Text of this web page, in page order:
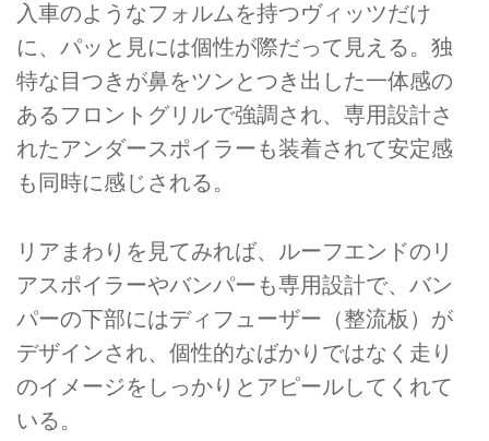
入車のようなフォルムを持つヴィッツだけ
に、パッと見には個性が際だって見える。独
特な目つきが鼻をツンとつき出した一体感の
あるフロントグリルで強調され、専用設計さ
れたアンダースポイラーも装着されて安定感
も同時に感じされる。
リアまわりを見てみれば、ルーフエンドのリ
アスポイラーやバンパーも専用設計で、バン
パーの下部にはディフューザー（整流板）が
デザインされ、個性的なばかりではなく走り
のイメージをしっかりとアピールしてくれて
いる。